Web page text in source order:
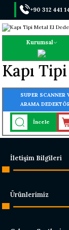
+90 312 441
Kurumsal
Kapı
SUPER SCANNER
ARAMA
İncele
İletişim Bilgileri
Ürünlerimiz